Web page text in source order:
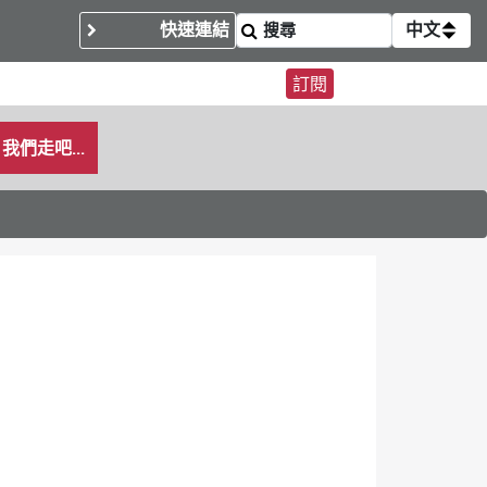
快速連結 中文
訂閱
我們走吧...